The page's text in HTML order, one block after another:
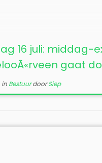
8 te
16 juli: middag-
gaat
BestuurdoorSiep